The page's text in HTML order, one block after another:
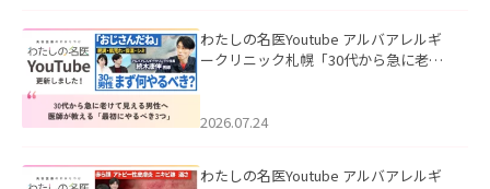
わたしの名医Youtube アルバアレルギ
ークリニック札幌「30代から急に老け
た。
2026.07.24
わたしの名医Youtube アルバアレルギ